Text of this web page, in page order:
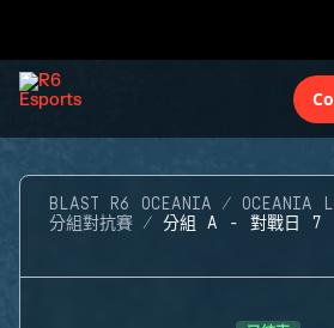
BLAST R6 OCEANIA
OCEANIA
分組對抗賽
分組 A - 對戰日 7